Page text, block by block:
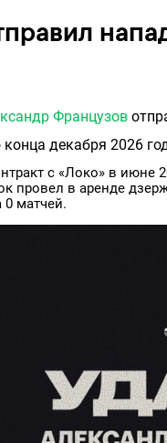
Французов
декабря 2026
с «Локо» в июне
провeл в аренде
0 матчей.